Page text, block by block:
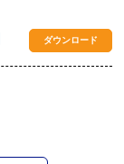
ダウンロード